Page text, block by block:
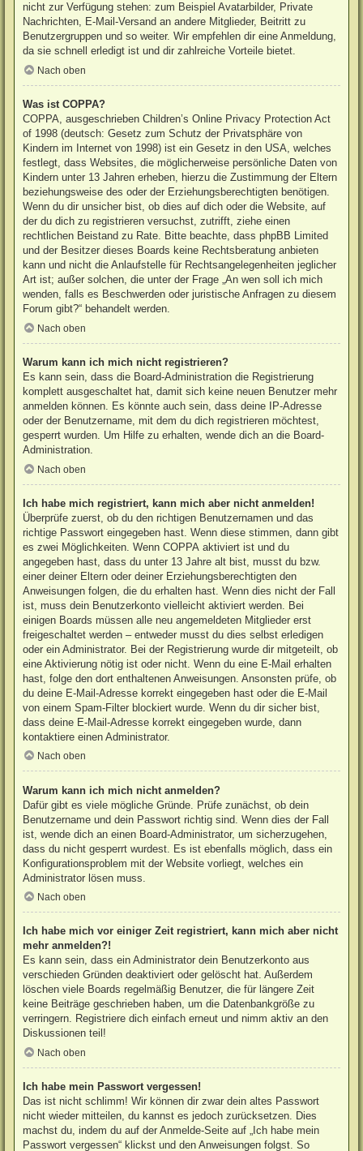
nicht zur Verfügung stehen: zum Beispiel Avatarbilder, Private
Nachrichten, E-Mail-Versand an andere Mitglieder, Beitritt zu
Benutzergruppen und so weiter. Wir empfehlen dir eine Anmeldung,
da sie schnell erledigt ist und dir zahlreiche Vorteile bietet.
Nach oben
Was ist COPPA?
COPPA, ausgeschrieben Children’s Online Privacy Protection Act
of 1998 (deutsch: Gesetz zum Schutz der Privatsphäre von
Kindern im Internet von 1998) ist ein Gesetz in den USA, welches
festlegt, dass Websites, die möglicherweise persönliche Daten von
Kindern unter 13 Jahren erheben, hierzu die Zustimmung der Eltern
beziehungsweise des oder der Erziehungsberechtigten benötigen.
Wenn du dir unsicher bist, ob dies auf dich oder die Website, auf
der du dich zu registrieren versuchst, zutrifft, ziehe einen
rechtlichen Beistand zu Rate. Bitte beachte, dass phpBB Limited
und der Besitzer dieses Boards keine Rechtsberatung anbieten
kann und nicht die Anlaufstelle für Rechtsangelegenheiten jeglicher
Art ist; außer solchen, die unter der Frage „An wen soll ich mich
wenden, falls es Beschwerden oder juristische Anfragen zu diesem
Forum gibt?“ behandelt werden.
Nach oben
Warum kann ich mich nicht registrieren?
Es kann sein, dass die Board-Administration die Registrierung
komplett ausgeschaltet hat, damit sich keine neuen Benutzer mehr
anmelden können. Es könnte auch sein, dass deine IP-Adresse
oder der Benutzername, mit dem du dich registrieren möchtest,
gesperrt wurden. Um Hilfe zu erhalten, wende dich an die Board-
Administration.
Nach oben
Ich habe mich registriert, kann mich aber nicht anmelden!
Überprüfe zuerst, ob du den richtigen Benutzernamen und das
richtige Passwort eingegeben hast. Wenn diese stimmen, dann gibt
es zwei Möglichkeiten. WennCOPPA aktiviert ist und du
angegeben hast, dass du unter 13 Jahre alt bist, musst du bzw.
einer deiner Eltern oder deiner Erziehungsberechtigten den
Anweisungen folgen, die du erhalten hast. Wenn dies nicht der Fall
ist, muss dein Benutzerkonto vielleicht aktiviert werden. Bei
einigen Boards müssen alle neu angemeldeten Mitglieder erst
freigeschaltet werden – entweder musst du dies selbst erledigen
oder ein Administrator. Bei der Registrierung wurde dir mitgeteilt, ob
eine Aktivierung nötig ist oder nicht. Wenn du eine E-Mail erhalten
hast, folge den dort enthaltenen Anweisungen. Ansonsten prüfe, ob
du deine E-Mail-Adresse korrekt eingegeben hast oder die E-Mail
von einem Spam-Filter blockiert wurde. Wenn du dir sicher bist,
dass deine E-Mail-Adresse korrekt eingegeben wurde, dann
kontaktiere einen Administrator.
Nach oben
Warum kann ich mich nicht anmelden?
Dafür gibt es viele mögliche Gründe. Prüfe zunächst, ob dein
Benutzername und dein Passwort richtig sind. Wenn dies der Fall
ist, wende dich an einen Board-Administrator, um sicherzugehen,
dass du nicht gesperrt wurdest. Es ist ebenfalls möglich, dass ein
Konfigurationsproblem mit der Website vorliegt, welches ein
Administrator lösen muss.
Nach oben
Ich habe mich vor einiger Zeit registriert, kann mich aber nicht
mehr anmelden?!
Es kann sein, dass ein Administrator dein Benutzerkonto aus
verschieden Gründen deaktiviert oder gelöscht hat. Außerdem
löschen viele Boards regelmäßig Benutzer, die für längere Zeit
keine Beiträge geschrieben haben, um die Datenbankgröße zu
verringern. Registriere dich einfach erneut und nimm aktiv an den
Diskussionen teil!
Nach oben
Ich habe mein Passwort vergessen!
Das ist nicht schlimm! Wir können dir zwar dein altes Passwort
nicht wieder mitteilen, du kannst es jedoch zurücksetzen. Dies
machst du, indem du auf der Anmelde-Seite auf „Ich habe mein
Passwort vergessen“ klickst und den Anweisungen folgst. So